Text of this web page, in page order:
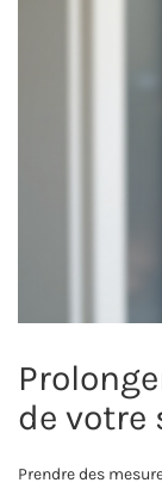
de votre
Prendre des